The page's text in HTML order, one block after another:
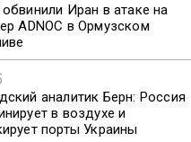
Иран в атаке на
ADNOC в Ормузском
аналитик Берн: Россия
в воздухе и
порты Украины